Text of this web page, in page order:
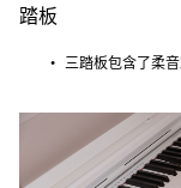
踏板
三踏板包含了柔